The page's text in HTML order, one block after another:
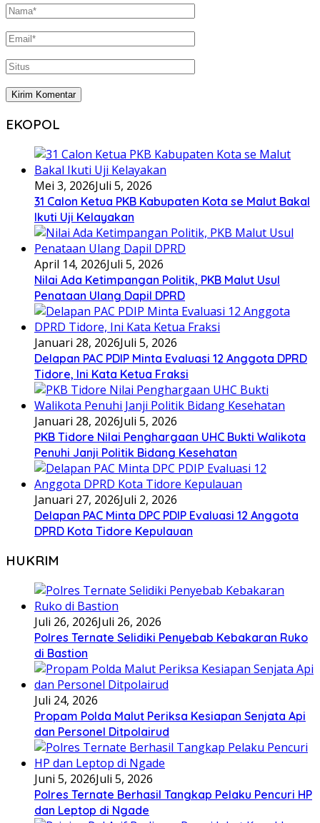
EKOPOL
Mei 3, 2026Juli 5, 2026
31 Calon Ketua PKB Kabupaten Kota se Malut Bakal
Ikuti Uji Kelayakan
April 14, 2026Juli 5, 2026
Nilai Ada Ketimpangan Politik, PKB Malut Usul
Penataan Ulang Dapil DPRD
Januari 28, 2026Juli 5, 2026
Delapan PAC PDIP Minta Evaluasi 12 Anggota DPRD
Tidore, Ini Kata Ketua Fraksi
Januari 28, 2026Juli 5, 2026
PKB Tidore Nilai Penghargaan UHC Bukti Walikota
Penuhi Janji Politik Bidang Kesehatan
Januari 27, 2026Juli 2, 2026
Delapan PAC Minta DPC PDIP Evaluasi 12 Anggota
DPRD Kota Tidore Kepulauan
HUKRIM
Juli 26, 2026Juli 26, 2026
Polres Ternate Selidiki Penyebab Kebakaran Ruko
di Bastion
Juli 24, 2026
Propam Polda Malut Periksa Kesiapan Senjata Api
dan Personel Ditpolairud
Juni 5, 2026Juli 5, 2026
Polres Ternate Berhasil Tangkap Pelaku Pencuri HP
dan Leptop di Ngade